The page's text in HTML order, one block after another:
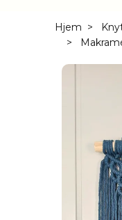
Hjem